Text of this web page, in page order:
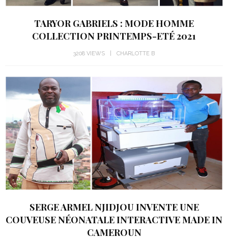
TARYOR GABRIELS : MODE HOMME
COLLECTION PRINTEMPS-ETÉ 2021
3208 VIEWS CHARLOTTE B
SERGE ARMEL NJIDJOU INVENTE UNE
COUVEUSE NÉONATALE INTERACTIVE MADE IN
CAMEROUN